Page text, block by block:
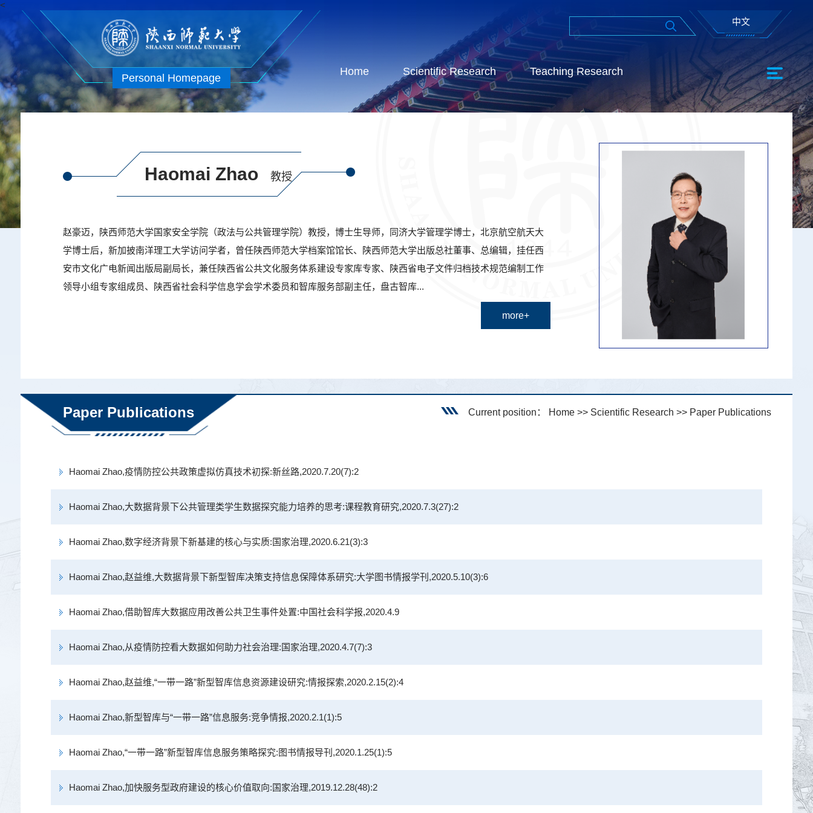
<
Personal Homepage
中文
Home Scientific Research Teaching Research
Haomai Zhao 教授
赵豪迈，陕西师范大学国家安全学院（政法与公共管理学院）教授，博士生导师，同济大学管理学博士，北京航空航天大
学博士后，新加披南洋理工大学访问学者，曾任陕西师范大学档案馆馆长、陕西师范大学出版总社董事、总编辑，挂任西
安市文化广电新闻出版局副局长，兼任陕西省公共文化服务体系建设专家库专家、陕西省电子文件归档技术规范编制工作
领导小组专家组成员、陕西省社会科学信息学会学术委员和智库服务部副主任，盘古智库...
more+
Paper Publications Current position： Home >> Scientific Research >> Paper Publications
Haomai Zhao,疫情防控公共政策虚拟仿真技术初探:新丝路,2020.7.20(7):2
Haomai Zhao,大数据背景下公共管理类学生数据探究能力培养的思考:课程教育研究,2020.7.3(27):2
Haomai Zhao,数字经济背景下新基建的核心与实质:国家治理,2020.6.21(3):3
Haomai Zhao,赵益维,大数据背景下新型智库决策支持信息保障体系研究:大学图书情报学刊,2020.5.10(3):6
Haomai Zhao,借助智库大数据应用改善公共卫生事件处置:中国社会科学报,2020.4.9
Haomai Zhao,从疫情防控看大数据如何助力社会治理:国家治理,2020.4.7(7):3
Haomai Zhao,赵益维,“一带一路”新型智库信息资源建设研究:情报探索,2020.2.15(2):4
Haomai Zhao,新型智库与“一带一路”信息服务:竞争情报,2020.2.1(1):5
Haomai Zhao,“一带一路”新型智库信息服务策略探究:图书情报导刊,2020.1.25(1):5
Haomai Zhao,加快服务型政府建设的核心价值取向:国家治理,2019.12.28(48):2